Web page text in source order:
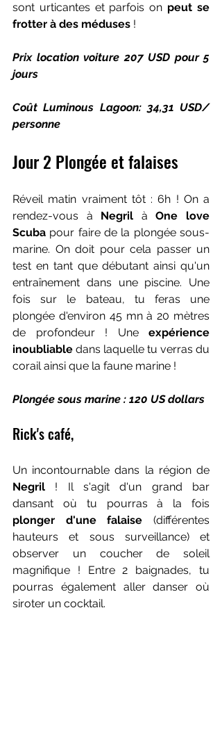
sont urticantes et parfois on peut se
frotter à des méduses !
Prix location voiture 207 USD pour 5
jours
Coût Luminous Lagoon: 34,31 USD/
personne
Jour 2 Plongée et falaises
Réveil matin vraiment tôt : 6h ! On a
rendez-vous à Negril à One love
Scuba pour faire de la plongée sous-
marine. On doit pour cela passer un
test en tant que débutant ainsi qu'un
entraînement dans une piscine. Une
fois sur le bateau, tu feras une
plongée d'environ 45 mn à 20 mètres
de profondeur ! Une expérience
inoubliable dans laquelle tu verras du
corail ainsi que la faune marine !
Plongée sous marine : 120 US dollars
Rick's café,
Negril ! Il s'agit d'un grand bar
dansant où tu pourras à la fois
plonger d'une falaise (différentes
hauteurs et sous surveillance) et
observer un coucher de soleil
magnifique ! Entre 2 baignades, tu
pourras également aller danser où
siroter un cocktail.